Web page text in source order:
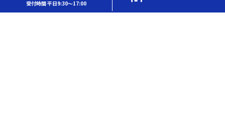
受付時間 平日9:30～17:00
TEL